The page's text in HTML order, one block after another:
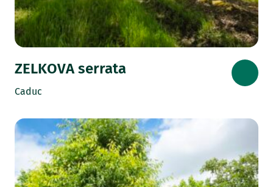
ZELKOVA serrata
Caduc